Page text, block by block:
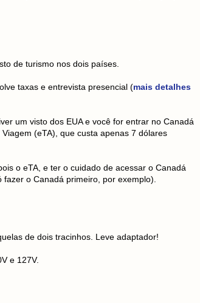
de turismo nos dois países.
taxas e entrevista presencial (mais detalhes
um visto dos EUA e você for entrar no Canadá
(eTA), que custa apenas 7 dólares
o eTA, e ter o cuidado de acessar o Canadá
o Canadá primeiro, por exemplo).
de dois tracinhos. Leve adaptador!
e 127V.